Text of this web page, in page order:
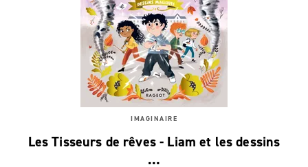
IMAGINAIRE
Les Tisseurs de rêves - Liam et les dessins
…